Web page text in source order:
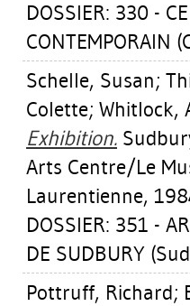
DOSSIER: 330 -
CONTEMPORAIN
Schelle, Susan;
Colette; Whitlock,
Exhibition.
Arts Centre/Le
Laurentienne,
DOSSIER: 351 -
DE SUDBURY
Pottruff, Richard;